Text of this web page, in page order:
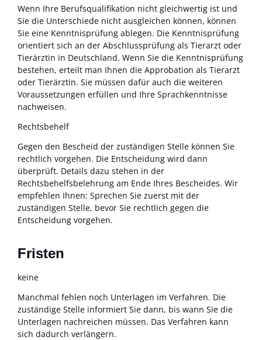
Wenn Ihre Berufsqualifikation nicht gleichwertig ist und
Sie die Unterschiede nicht ausgleichen können, können
Sie eine Kenntnisprüfung ablegen. Die Kenntnisprüfung
orientiert sich an der Abschlussprüfung als Tierarzt oder
Tierärztin in Deutschland. Wenn Sie die Kenntnisprüfung
bestehen, erteilt man Ihnen die Approbation als Tierarzt
oder Tierärztin. Sie müssen dafür auch die weiteren
Voraussetzungen erfüllen und Ihre Sprachkenntnisse
nachweisen.
Rechtsbehelf
Gegen den Bescheid der zuständigen Stelle können Sie
rechtlich vorgehen. Die Entscheidung wird dann
überprüft. Details dazu stehen in der
Rechtsbehelfsbelehrung am Ende Ihres Bescheides. Wir
empfehlen Ihnen: Sprechen Sie zuerst mit der
zuständigen Stelle, bevor Sie rechtlich gegen die
Entscheidung vorgehen.
Fristen
keine
Manchmal fehlen noch Unterlagen im Verfahren. Die
zuständige Stelle informiert Sie dann, bis wann Sie die
Unterlagen nachreichen müssen. Das Verfahren kann
sich dadurch verlängern.